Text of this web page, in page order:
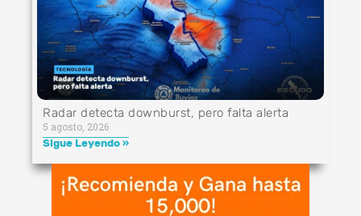
Radar detecta downburst, pero falta alerta
5 agosto, 2026
Sigue Leyendo »